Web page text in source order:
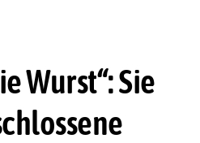
Wurst“: Sie